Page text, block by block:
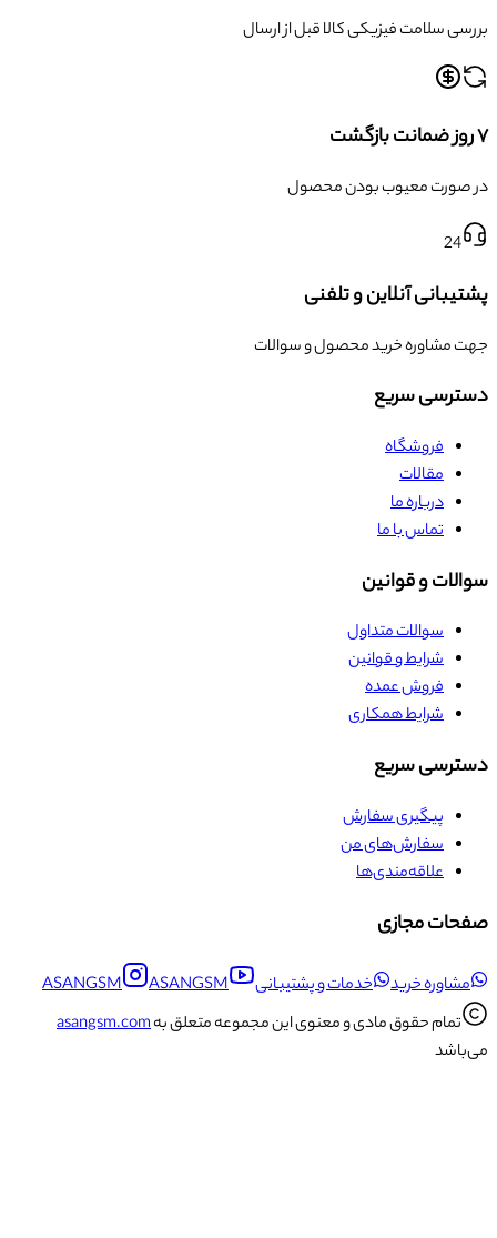
بررسی سلامت فیزیکی کالا قبل از ارسال
۷ روز ضمانت بازگشت
در صورت معیوب بودن محصول
24
پشتیبانی آنلاین و تلفنی
جهت مشاوره خرید محصول و سوالات
دسترسی سریع
فروشگاه
مقالات
درباره ما
تماس با ما
سوالات و قوانین
سوالات متداول
شرایط و قوانین
فروش عمده
شرایط همکاری
دسترسی سریع
پیگیری سفارش
سفارش‌های من
علاقه‌مندی‌ها
صفحات مجازی
مشاوره خرید خدمات و پشتیبانی ASANGSM
ASANGSM
تمام حقوق مادی و معنوی این مجموعه متعلق بهasangsm.com
می‌باشد